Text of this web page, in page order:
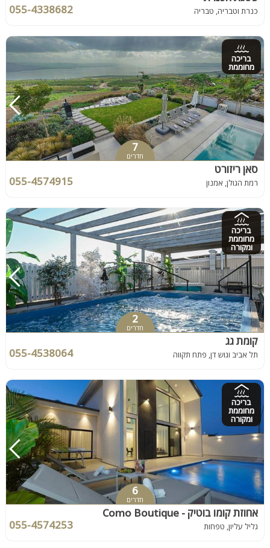
כנרת וטבריה, טבריה 055-4338682
בריכה
מחוממת
7
חדרים
סאן ריזורט
רמת הגולן, אמנון 055-4574915
בריכה
מחוממת
ומקורה
2
חדרים
קומת גג
תל אביב וגוש דן, פתח תקווה 055-4538064
בריכה
מחוממת
ומקורה
6
חדרים
אחוזת קומו בוטיק - Como Boutique
גליל עליון, טפחות 055-4574253